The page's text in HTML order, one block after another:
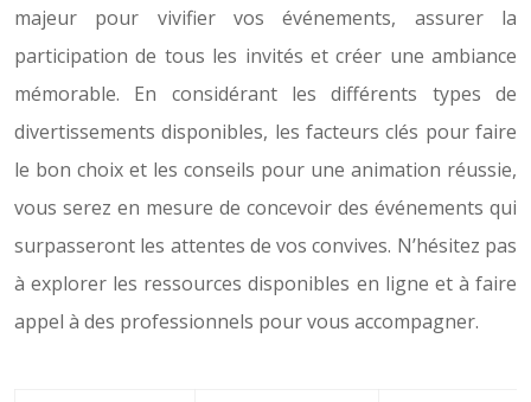
majeur pour vivifier vos événements, assurer la
participation de tous les invités et créer une ambiance
mémorable. En considérant les différents types de
divertissements disponibles, les facteurs clés pour faire
le bon choix et les conseils pour une animation réussie,
vous serez en mesure de concevoir des événements qui
surpasseront les attentes de vos convives. N’hésitez pas
à explorer les ressources disponibles en ligne et à faire
appel à des professionnels pour vous accompagner.